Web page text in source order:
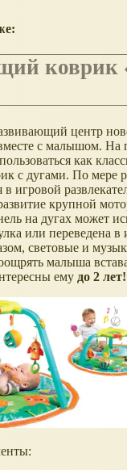
центр
с малышом. На
как
с дугами. По мере
игровой
крупной
на дугах может
или переведена в
световые и
малыша
ему до 2 лет!